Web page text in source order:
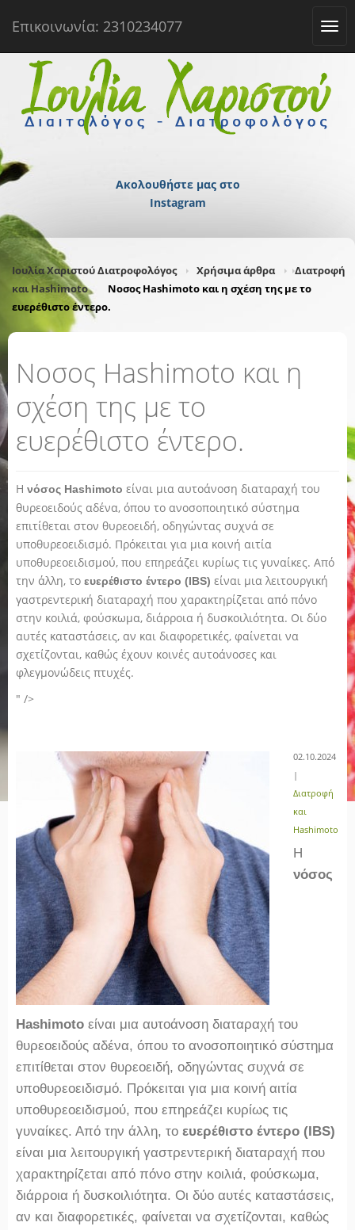
Επικοινωνία: 2310234077
Ακολουθήστε μας στο
Instagram
Ιουλία Χαριστού Διατροφολόγος Χρήσιμα άρθρα
Διατροφή
και Hashimoto
Νοσος Hashimoto και η σχέση της με το
ευερέθιστο έντερο.
Νοσος Hashimoto και η
σχέση της με το
ευερέθιστο έντερο.
Η νόσος Hashimoto είναι μια αυτοάνοση διαταραχή του
θυρεοειδούς αδένα, όπου το ανοσοποιητικό σύστημα
επιτίθεται στον θυρεοειδή, οδηγώντας συχνά σε
υποθυρεοειδισμό. Πρόκειται για μια κοινή αιτία
υποθυρεοειδισμού, που επηρεάζει κυρίως τις γυναίκες. Από
την άλλη, το ευερέθιστο έντερο (IBS) είναι μια λειτουργική
γαστρεντερική διαταραχή που χαρακτηρίζεται από πόνο
στην κοιλιά, φούσκωμα, διάρροια ή δυσκοιλιότητα. Οι δύο
αυτές καταστάσεις, αν και διαφορετικές, φαίνεται να
σχετίζονται, καθώς έχουν κοινές αυτοάνοσες και
φλεγμονώδεις πτυχές.
" />
02.10.2024
|
Διατροφή
και
Hashimoto
Η
νόσος
Hashimoto είναι μια αυτοάνοση διαταραχή του
θυρεοειδούς αδένα, όπου το ανοσοποιητικό σύστημα
επιτίθεται στον θυρεοειδή, οδηγώντας συχνά σε
υποθυρεοειδισμό. Πρόκειται για μια κοινή αιτία
υποθυρεοειδισμού, που επηρεάζει κυρίως τις
γυναίκες. Από την άλλη, το ευερέθιστο έντερο (IBS)
είναι μια λειτουργική γαστρεντερική διαταραχή που
χαρακτηρίζεται από πόνο στην κοιλιά, φούσκωμα,
διάρροια ή δυσκοιλιότητα. Οι δύο αυτές καταστάσεις,
αν και διαφορετικές, φαίνεται να σχετίζονται, καθώς